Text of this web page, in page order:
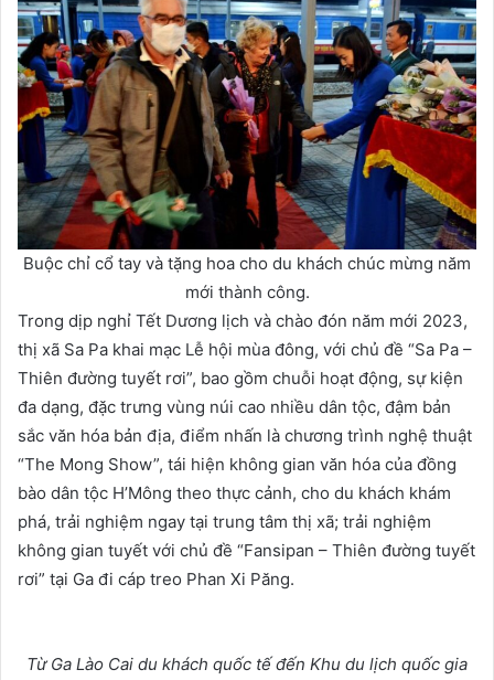
Buộc chỉ cổ tay và tặng hoa cho du khách chúc mừng năm
mới thành công.
Trong dịp nghỉ Tết Dương lịch và chào đón năm mới 2023,
thị xã Sa Pa khai mạc Lễ hội mùa đông, với chủ đề “Sa Pa –
Thiên đường tuyết rơi”, bao gồm chuỗi hoạt động, sự kiện
đa dạng, đặc trưng vùng núi cao nhiều dân tộc, đậm bản
sắc văn hóa bản địa, điểm nhấn là chương trình nghệ thuật
“The Mong Show”, tái hiện không gian văn hóa của đồng
bào dân tộc H’Mông theo thực cảnh, cho du khách khám
phá, trải nghiệm ngay tại trung tâm thị xã; trải nghiệm
không gian tuyết với chủ đề “Fansipan – Thiên đường tuyết
rơi” tại Ga đi cáp treo Phan Xi Păng.
Từ Ga Lào Cai du khách quốc tế đến Khu du lịch quốc gia